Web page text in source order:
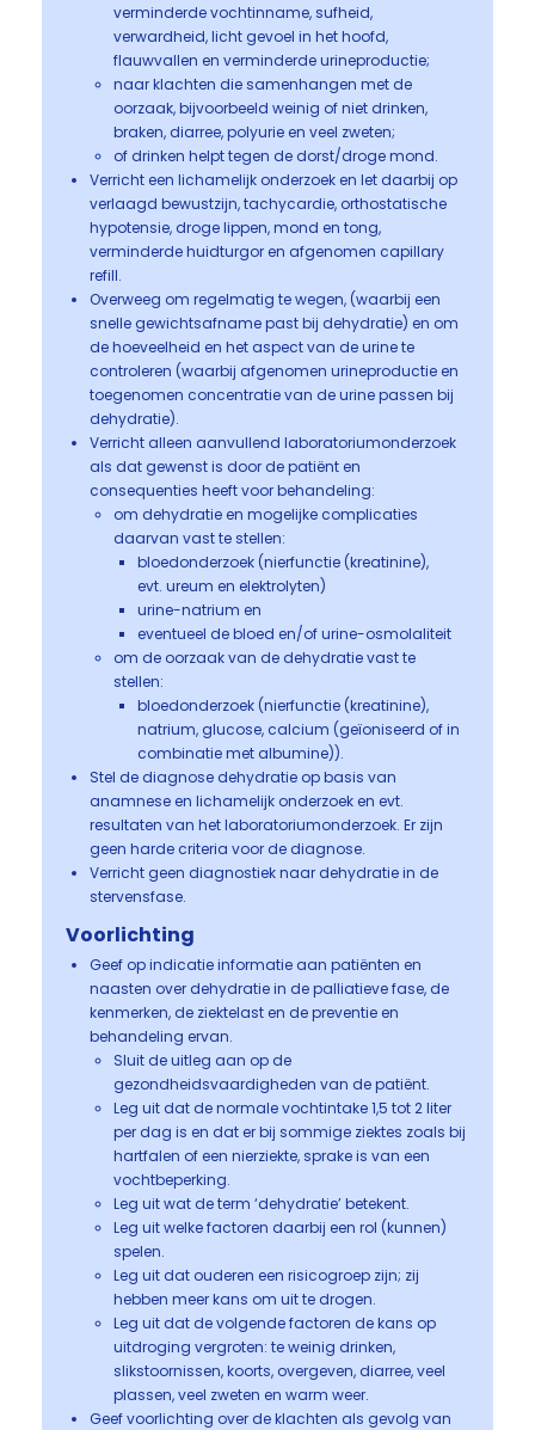
verminderde vochtinname, sufheid,
verwardheid, licht gevoel in het hoofd,
flauwvallen en verminderde urineproductie;
naar klachten die samenhangen met de
oorzaak, bijvoorbeeld weinig of niet drinken,
braken, diarree, polyurie en veel zweten;
of drinken helpt tegen de dorst/droge mond.
Verricht een lichamelijk onderzoek en let daarbij op
verlaagd bewustzijn, tachycardie, orthostatische
hypotensie, droge lippen, mond en tong,
verminderde huidturgor en afgenomen capillary
refill.
Overweeg om regelmatig te wegen, (waarbij een
snelle gewichtsafname past bij dehydratie) en om
de hoeveelheid en het aspect van de urine te
controleren (waarbij afgenomen urineproductie en
toegenomen concentratie van de urine passen bij
dehydratie).
Verricht alleen aanvullend laboratoriumonderzoek
als dat gewenst is door de patiënt en
consequenties heeft voor behandeling:
om dehydratie en mogelijke complicaties
daarvan vast te stellen:
bloedonderzoek (nierfunctie (kreatinine),
evt. ureum en elektrolyten)
urine-natrium en
eventueel de bloed en/of urine-osmolaliteit
om de oorzaak van de dehydratie vast te
stellen:
bloedonderzoek (nierfunctie (kreatinine),
natrium, glucose, calcium (geïoniseerd of in
combinatie met albumine)).
Stel de diagnose dehydratie op basis van
anamnese en lichamelijk onderzoek en evt.
resultaten van het laboratoriumonderzoek. Er zijn
geen harde criteria voor de diagnose.
Verricht geen diagnostiek naar dehydratie in de
stervensfase.
Voorlichting
Geef op indicatie informatie aan patiënten en
naasten over dehydratie in de palliatieve fase, de
kenmerken, de ziektelast en de preventie en
behandeling ervan.
Sluit de uitleg aan op de
gezondheidsvaardigheden van de patiënt.
Leg uit dat de normale vochtintake 1,5 tot 2 liter
per dag is en dat er bij sommige ziektes zoals bij
hartfalen of een nierziekte, sprake is van een
vochtbeperking.
Leg uit wat de term ‘dehydratie’ betekent.
Leg uit welke factoren daarbij een rol (kunnen)
spelen.
Leg uit dat ouderen een risicogroep zijn; zij
hebben meer kans om uit te drogen.
Leg uit dat de volgende factoren de kans op
uitdroging vergroten: te weinig drinken,
slikstoornissen, koorts, overgeven, diarree, veel
plassen, veel zweten en warm weer.
Geef voorlichting over de klachten als gevolg van